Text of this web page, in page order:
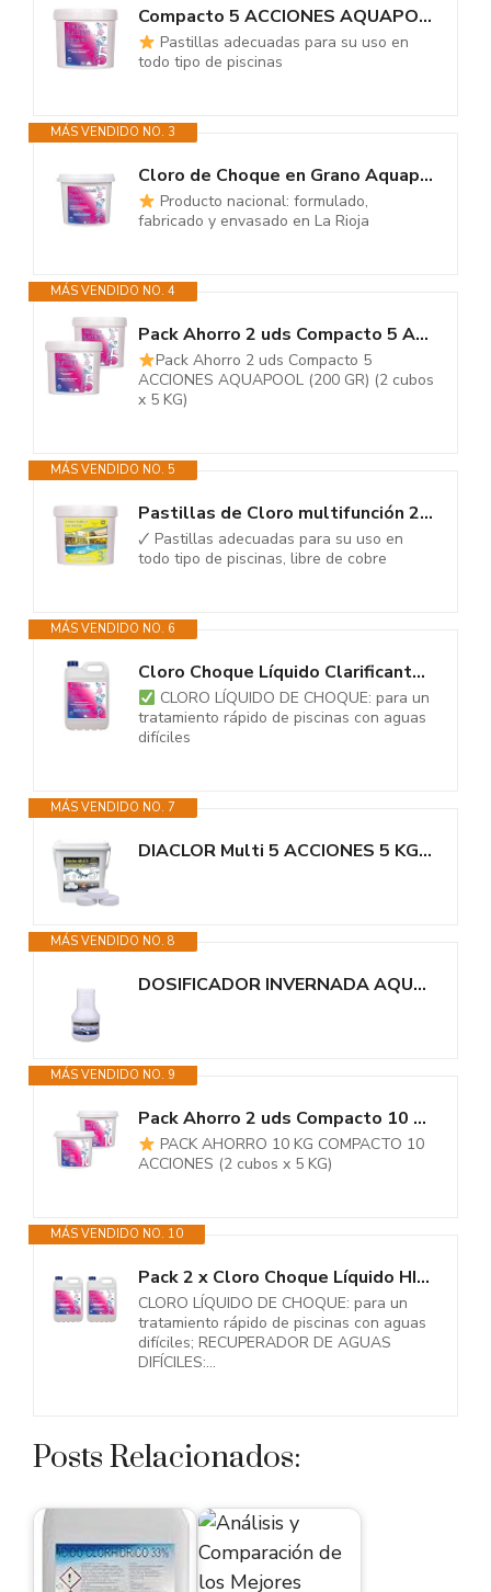
Compacto 5 ACCIONES AQUAPOOL (5 KG) - Pastillas de Cloro multifunción -...
Pastillas adecuadas para su uso en
todo tipo de piscinas
MÁS VENDIDO NO. 3
Cloro de Choque en Grano Aquapool para una disolución rápida en el...
Producto nacional: formulado,
fabricado y envasado en La Rioja
MÁS VENDIDO NO. 4
Pack Ahorro 2 uds Compacto 5 ACCIONES AQUAPOOL (200 GR) - Pastillas de...
Pack Ahorro 2 uds Compacto 5
ACCIONES AQUAPOOL (200 GR) (2 cubos
x 5 KG)
MÁS VENDIDO NO. 5
Pastillas de Cloro multifunción 200 Gramos 3 acciones 5 KG - Apto para...
🗸 Pastillas adecuadas para su uso en
todo tipo de piscinas, libre de cobre
MÁS VENDIDO NO. 6
Cloro Choque Líquido Clarificante HIPOCLORITO SÓDICO al 15% AQUAPOOL 6 KG...
CLORO LÍQUIDO DE CHOQUE: para un
tratamiento rápido de piscinas con aguas
difíciles
MÁS VENDIDO NO. 7
DIACLOR Multi 5 ACCIONES 5 KG - Pastillas de Cloro para Piscinas envasadas...
MÁS VENDIDO NO. 8
DOSIFICADOR INVERNADA AQUAPOOL 2 KG - Cloro de Invierno 5 Acciones - Sin...
MÁS VENDIDO NO. 9
Pack Ahorro 2 uds Compacto 10 ACCIONES AQUAPOOL (200 GR) - Pastillas de...
PACK AHORRO 10 KG COMPACTO 10
ACCIONES (2 cubos x 5 KG)
MÁS VENDIDO NO. 10
Pack 2 x Cloro Choque Líquido HIPOCLORITO SÓDICO AQUAPOOL - Cloro Acción...
CLORO LÍQUIDO DE CHOQUE: para un
tratamiento rápido de piscinas con aguas
difíciles; RECUPERADOR DE AGUAS
DIFÍCILES:...
Posts Relacionados: